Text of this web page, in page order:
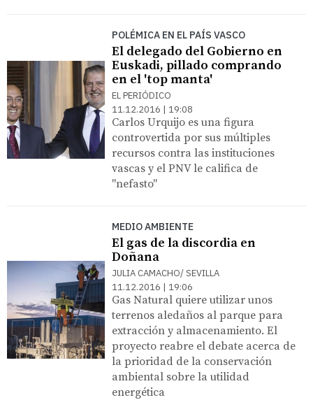
POLÉMICA EN EL PAÍS VASCO
El delegado del Gobierno en
Euskadi, pillado comprando
en el 'top manta'
EL PERIÓDICO
11.12.2016 | 19:08
Carlos Urquijo es una figura
controvertida por sus múltiples
recursos contra las instituciones
vascas y el PNV le califica de
"nefasto"
MEDIO AMBIENTE
El gas de la discordia en
Doñana
JULIA CAMACHO/ SEVILLA
11.12.2016 | 19:06
Gas Natural quiere utilizar unos
terrenos aledaños al parque para
extracción y almacenamiento. El
proyecto reabre el debate acerca de
la prioridad de la conservación
ambiental sobre la utilidad
energética